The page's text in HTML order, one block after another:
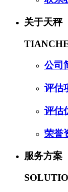
关于天秤
公司
评估
评估
荣誉
服务方案